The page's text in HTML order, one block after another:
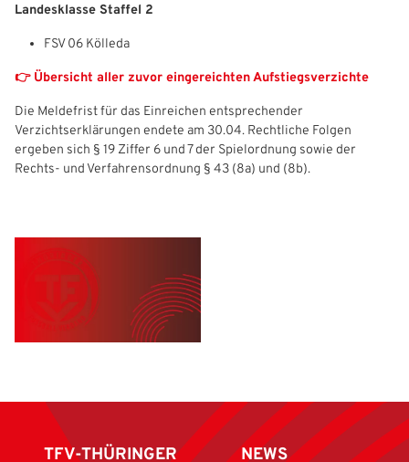
Landesklasse Staffel 2
FSV 06 Kölleda
👉 Übersicht aller zuvor eingereichten Aufstiegsverzichte
Die Meldefrist für das Einreichen entsprechender
Verzichtserklärungen endete am 30.04. Rechtliche Folgen
ergeben sich § 19 Ziffer 6 und 7 der Spielordnung sowie der
Rechts- und Verfahrensordnung § 43 (8a) und (8b).
TFV-THÜRINGER
NEWS
WEBSITE DURCHSUCHEN
IHRE LESEZEICHEN
Aktuelle Seite als Lesezeichen speichern
Benutzeranmeldung
sich an der Website anzumelden.
Anmelden
Benutzername:
Tage des Mädchenfußballs
Impressum